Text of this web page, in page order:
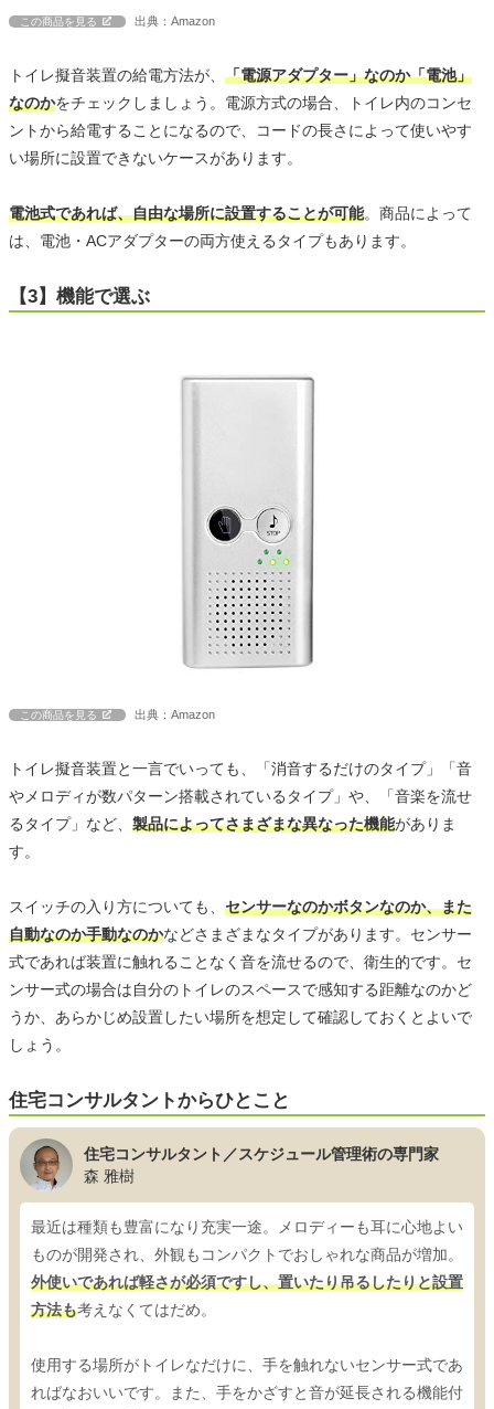
この商品を見る 出典：Amazon
トイレ擬音装置の給電方法が、 「電源アダプター」なのか「電池」
なのかをチェックしましょう。電源方式の場合、トイレ内のコンセ
ントから給電することになるので、コードの長さによって使いやす
い場所に設置できないケースがあります。
電池式であれば、自由な場所に設置することが可能。商品によって
は、電池・ACアダプターの両方使えるタイプもあります。
【3】機能で選ぶ
この商品を見る 出典：Amazon
トイレ擬音装置と一言でいっても、「消音するだけのタイプ」「音
やメロディが数パターン搭載されているタイプ」や、「音楽を流せ
るタイプ」など、 製品によってさまざまな異なった機能がありま
す。
スイッチの入り方についても、 センサーなのかボタンなのか、また
自動なのか手動なのかなどさまざまなタイプがあります。センサー
式であれば装置に触れることなく音を流せるので、衛生的です。セ
ンサー式の場合は自分のトイレのスペースで感知する距離なのかど
うか、あらかじめ設置したい場所を想定して確認しておくとよいで
しょう。
住宅コンサルタントからひとこと
住宅コンサルタント／スケジュール管理術の専門家
森 雅樹
最近は種類も豊富になり充実一途。メロディーも耳に心地よい
ものが開発され、外観もコンパクトでおしゃれな商品が増加。
外使いであれば軽さが必須ですし、置いたり吊るしたりと設置
方法も考えなくてはだめ。
使用する場所がトイレなだけに、手を触れないセンサー式であ
ればなおいいです。また、手をかざすと音が延長される機能付